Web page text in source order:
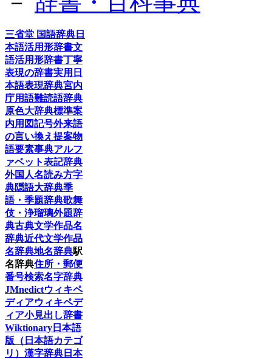
三省堂 国語辞典 日
本語活用形辞書文
語活用形辞書丁寧
表現の辞書実用日
本語表現辞典宮内
庁用語難読語辞典
原色大辞典標準案
内用図記号外来語
の言い換え提案物
語要素事典アルフ
ァベット表記辞典
外国人名読み方字
典隠語大辞典季
語・季題辞典歌舞
伎・浄瑠璃外題辞
典古典文学作品名
辞典近代文学作品
名辞典地名辞典駅
名辞典住所・郵便
番号検索名字辞典
JMnedictウィキペ
ディアウィキペデ
ィア小見出し辞書
Wiktionary日本語
版（日本語カテゴ
リ） 漢字辞典 日本